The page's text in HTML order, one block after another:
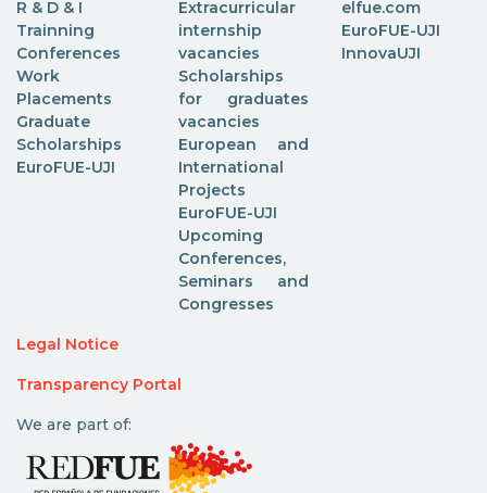
R & D & I
Trainning
Conferences
Work
Placements
Graduate
Scholarships
EuroFUE-UJI
Extracurricular
internship
vacancies
Scholarships
for graduates
vacancies
European and
International
Projects
EuroFUE-UJI
Upcoming
Conferences,
Seminars and
Congresses
elfue.com
EuroFUE-UJI
InnovaUJI
Legal Notice
Transparency Portal
We are part of: